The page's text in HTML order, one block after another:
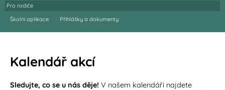
Pro rodiče
Školní aplikace
Přihlášky a dokumenty
Kalendář akcí
Sledujte, co se u nás děje! V našem kalendáři najdete